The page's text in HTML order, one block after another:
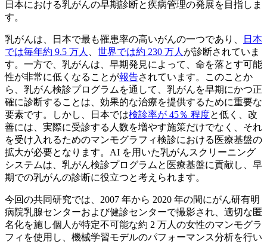
日本における乳がんの早期診断と疾病管理の発展を目指しま
す。
乳がんは、日本で最も罹患率の高いがんの一つであり、
日本
では毎年約 9.5 万人 、 世界では約 230 万人が診断されていま
す。一方で、乳がんは、早期発見によって、命を落とす可能
性が非常に低くなることが報告されています。このことか
ら、乳がん検診プログラムを通して、乳がんを早期にかつ正
確に診断することは、効果的な治療を提供するために重要な
要素です。しかし、日本では検診率が 45％ 程度と低く、改
善には、実際に受診する人数を増やす施策だけでなく、それ
を受け入れるためのマンモグラフィ検診における医療基盤の
拡大が必要となります。AI を用いた乳がんスクリーニング
システムは、乳がん検診プログラムと医療基盤に貢献し、早
期での乳がんの診断に役立つと考えられます。
今回の共同研究では、2007 年から 2020 年の間にがん研有明
病院乳腺センターおよび健診センターで撮影され、適切な匿
名化を施し個人が特定不可能な約 2 万人の女性のマンモグラ
フィを使用し、機械学習モデルのパフォーマンス分析を行い